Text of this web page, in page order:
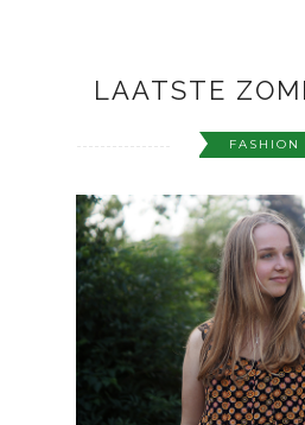
LAATSTE
FASHION